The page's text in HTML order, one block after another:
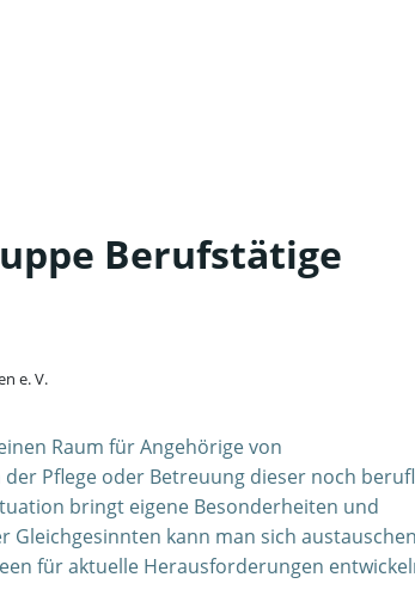
Berufstätige
e. V.
Raum für Angehörige von
Pflege oder Betreuung dieser noch
bringt eigene Besonderheiten und
kann man sich
für aktuelle Herausforderungen